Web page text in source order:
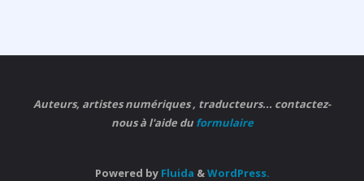
Auteurs, artistes numériques , traducteurs... contactez-
nous à l'aide du formulaire
Powered byFluida &WordPress.